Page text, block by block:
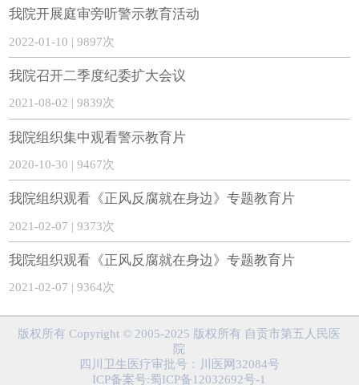
我院开展庭审旁听警示教育活动
2022-01-10 | 9897次
我院召开二季度纪委扩大会议
2021-08-02 | 9839次
我院组织集中观看警示教育片
2020-10-30 | 9467次
我院组织观看《正风反腐就在身边》专题教育片
2021-02-07 | 9373次
我院组织观看《正风反腐就在身边》专题教育片
2021-02-07 | 9364次
版权所有 Copyright © 2005-2025 版权所有 自贡市第五人民医
院
四川卫生医疗审批号：川医网32084号
ICP备案号:蜀ICP备12032692号-1